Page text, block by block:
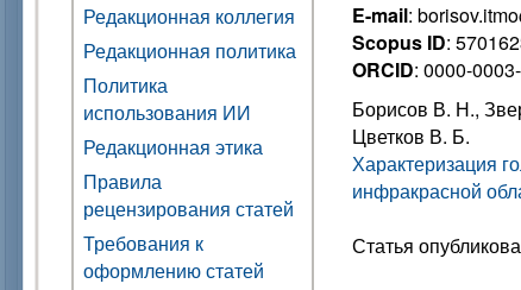
Редакционная коллегия
Редакционная политика
Политика
использования ИИ
Редакционная этика
Правила
рецензирования статей
Требования к
оформлению статей
E-mail:
Scopus ID:
ORCID: 0000-
Борисов В. Н.,
Цветков В. Б.
Характеризация
инфракрасной
Статья